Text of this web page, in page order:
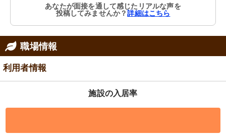
あなたが面接を通して感じたリアルな声を
投稿してみませんか？詳細はこちら
職場情報
利用者情報
施設の入居率